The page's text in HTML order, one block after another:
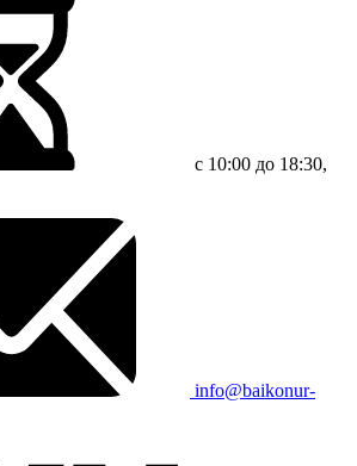
с 10:00 до 18:30,
info@baikonur-